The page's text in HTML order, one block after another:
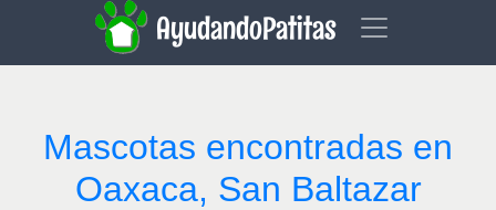
AyudandoPatitas
Mascotas encontradas en
Oaxaca, San Baltazar